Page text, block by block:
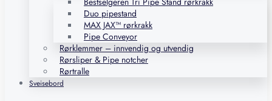
Duo pipestand
MAX JAX™ rørkrakk
Pipe Conveyor
Rørklemmer – innvendig og utvendig
Rørsliper & Pipe notcher
Rørtralle
Sveisebord